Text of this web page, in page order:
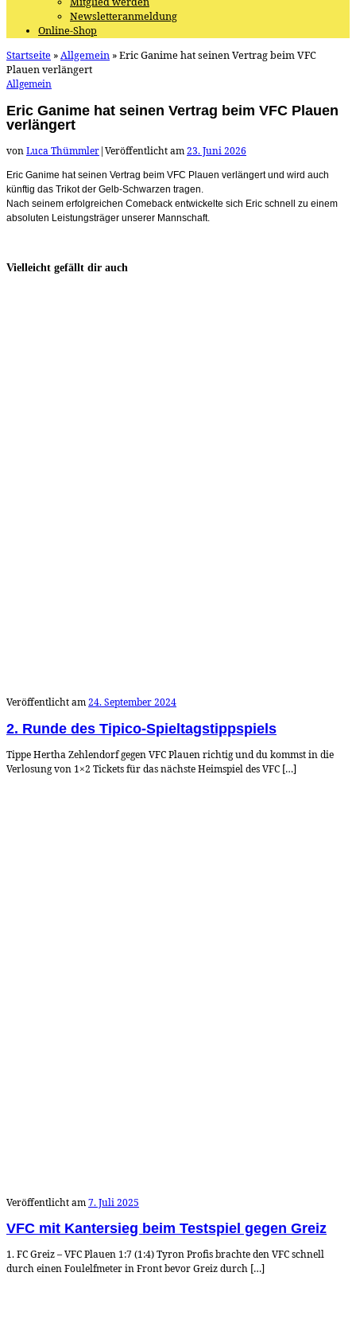
Newsletteranmeldung
Online-Shop
Startseite »Allgemein »Eric Ganime hat seinen Vertrag beim VFC
Plauen verlängert
Allgemein
Eric Ganime hat seinen Vertrag beim VFC Plauen
verlängert
vonLuca Thümmler|Veröffentlicht am23. Juni 2026
Eric Ganime hat seinen Vertrag beim VFC Plauen verlängert und wird auch
künftig das Trikot der Gelb-Schwarzen tragen.
Nach seinem erfolgreichen Comeback entwickelte sich Eric schnell zu einem
absoluten Leistungsträger unserer Mannschaft.
Vielleicht gefällt dir auch
Veröffentlicht am24. September 2024
2. Runde des Tipico-Spieltagstippspiels
Tippe Hertha Zehlendorf gegen VFC Plauen richtig und du kommst in die
Verlosung von 1×2 Tickets für das nächste Heimspiel des VFC […]
Veröffentlicht am7. Juli 2025
VFC mit Kantersieg beim Testspiel gegen Greiz
1. FC Greiz – VFC Plauen 1:7 (1:4) Tyron Profis brachte den VFC schnell
durch einen Foulelfmeter in Front bevor Greiz durch […]